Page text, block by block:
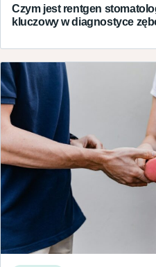
Czym jest rentgen
kluczowy w diagnostyce